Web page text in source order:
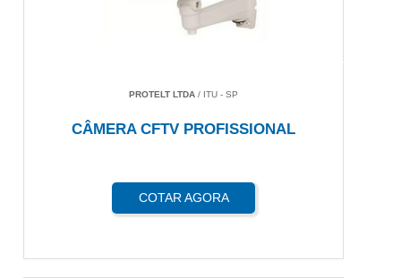
PROTELT LTDA / ITU - SP
CÂMERA CFTV PROFISSIONAL
COTAR AGORA